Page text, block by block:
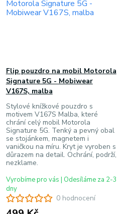
0 hodnocení
Flip pouzdro na mobil Motorola
Signature 5G - Mobiwear
V167S, malba
Stylové knížkové pouzdro s
motivem V167S Malba, které
chrání celý mobil Motorola
Signature 5G. Tenký a pevný obal
se stojánkem, magnetem i
vaničkou na míru. Kryt je vyroben s
důrazem na detail. Ochrání, podrží,
nezklame.
Vyrobíme pro vás | Odesíláme za 2-3
dny